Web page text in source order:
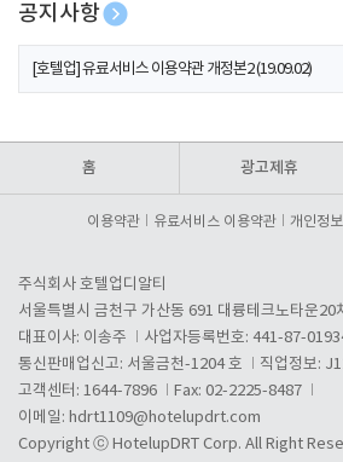
공지사항
[호텔업] 개인정보 처리방침 개정본1 (19.09.02)
[호텔업] 유료서비스 이용약관 개정본2 (19.09.02)
홈 광고제휴
이용약관 유료서비스 이용약관 개인정
주식회사 호텔업디알티
서울특별시 금천구 가산동 691 대륭테크노타운20
대표이사: 이송주
사업자등록번호: 441-87-
통신판매업신고: 서울금천-1204 호
직업정보:
고객센터: 1644-7896
Fax: 02-2225-8487
이메일: hdrt1109@hotelupdrt.com
Copyright ⓒ HotelupDRT Corp. All Right